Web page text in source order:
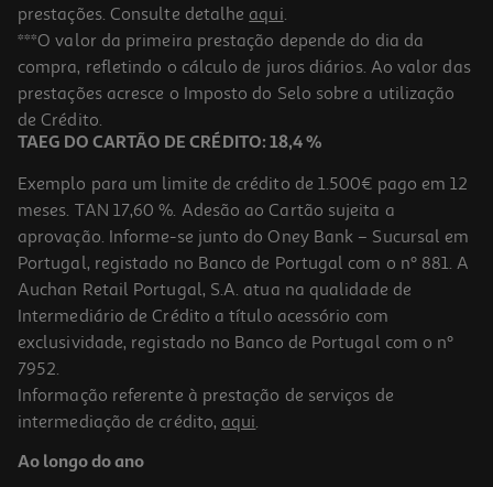
Balão Foil Dourado Nº1 32cm
1 €/un
1,00 €
Balão Foil Nº3 Dourado 32cm
1 €/un
prestações. Consulte detalhe aqui.
***O valor da primeira prestação depende do dia da
compra, refletindo o cálculo de juros diários. Ao valor das
prestações acresce o Imposto do Selo sobre a utilização
de Crédito.
TAEG DO CARTÃO DE CRÉDITO: 18,4 %
Exemplo para um limite de crédito de 1.500€ pago em 12
meses. TAN 17,60 %. Adesão ao Cartão sujeita a
aprovação. Informe-se junto do Oney Bank – Sucursal em
Portugal, registado no Banco de Portugal com o nº 881. A
Auchan Retail Portugal, S.A. atua na qualidade de
Intermediário de Crédito a título acessório com
exclusividade, registado no Banco de Portugal com o nº
7952.
Informação referente à prestação de serviços de
intermediação de crédito, aqui.
Ao longo do ano